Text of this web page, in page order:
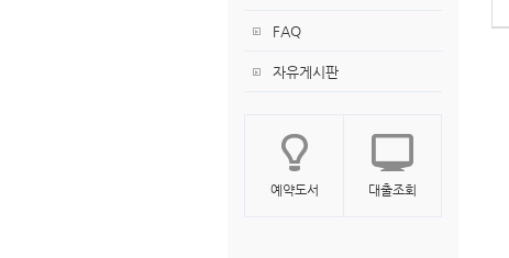
FAQ
자유게시판
예약도서 대출조회